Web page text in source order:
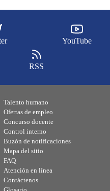
YouTube
RSS
Talento humano
Ofertas de empleo
Concurso docente
Control interno
Buzón de notificaciones
Mapa del sitio
FAQ
Atención en línea
Contáctenos